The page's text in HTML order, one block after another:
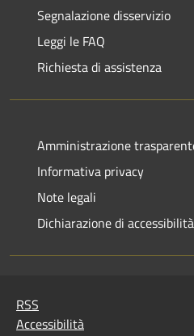
Segnalazione disservizio
Leggi le FAQ
Richiesta di assistenza
Amministrazione
Informativa privacy
Note legali
Dichiarazione di accessibilità
RSS
Accessibilità